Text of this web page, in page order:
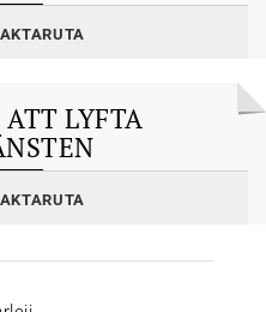
av data som på olika
av SPF Seniorerna. En
forskningsinstitutet RISE,
Projektet har kunnat
arvsfonden.
LYFTA
i hela Sverige lyfter SPF
följa upp de kommuner som